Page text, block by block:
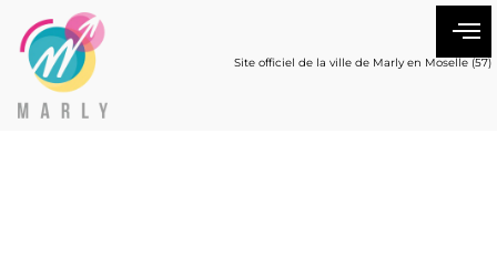
Site officiel de la ville de Marly en Moselle (57)